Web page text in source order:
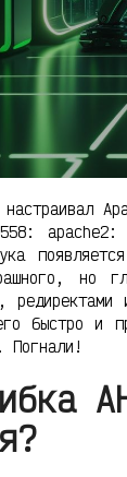
но
быстро и
Погнали!